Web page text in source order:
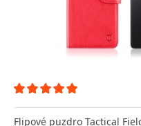
Flipové puzdro Tactical